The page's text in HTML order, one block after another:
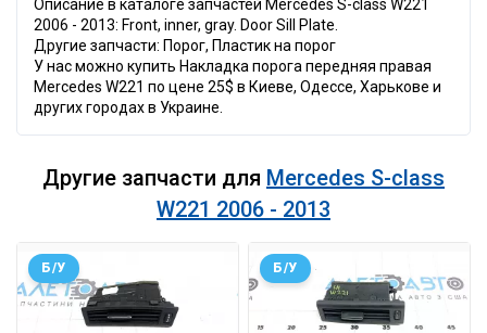
Описание в каталоге запчастей Mercedes S-class W221
2006 - 2013: Front, inner, gray. Door Sill Plate.
Другие запчасти: Порог, Пластик на порог
У нас можно купить Накладка порога передняя правая
Mercedes W221 по цене 25$ в Киеве, Одессе, Харькове и
других городах в Украине.
Другие запчасти для Mercedes S-class
W221 2006 - 2013
Б/У Б/У